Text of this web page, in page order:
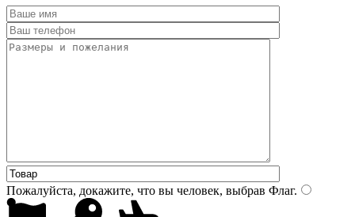
Пожалуйста, докажите, что вы человек, выбрав Флаг.